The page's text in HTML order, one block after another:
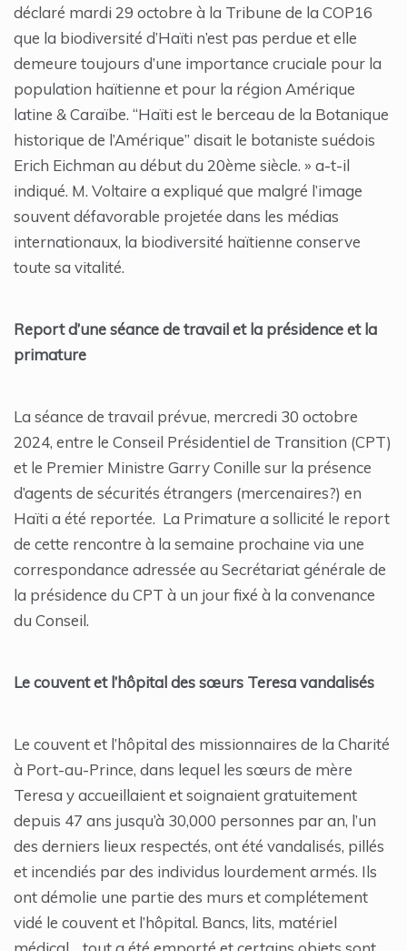
déclaré mardi 29 octobre à la Tribune de la COP16
que la biodiversité d’Haïti n’est pas perdue et elle
demeure toujours d’une importance cruciale pour la
population haïtienne et pour la région Amérique
latine & Caraïbe. “Haïti est le berceau de la Botanique
historique de l’Amérique” disait le botaniste suédois
Erich Eichman au début du 20ème siècle. » a-t-il
indiqué. M. Voltaire a expliqué que malgré l’image
souvent défavorable projetée dans les médias
internationaux, la biodiversité haïtienne conserve
toute sa vitalité.
Report d’une séance de travail et la présidence et la
primature
La séance de travail prévue, mercredi 30 octobre
2024, entre le Conseil Présidentiel de Transition (CPT)
et le Premier Ministre Garry Conille sur la présence
d’agents de sécurités étrangers (mercenaires?) en
Haïti a été reportée. La Primature a sollicité le report
de cette rencontre à la semaine prochaine via une
correspondance adressée au Secrétariat générale de
la présidence du CPT à un jour fixé à la convenance
du Conseil.
Le couvent et l’hôpital des sœurs Teresa vandalisés
Le couvent et l’hôpital des missionnaires de la Charité
à Port-au-Prince, dans lequel les sœurs de mère
Teresa y accueillaient et soignaient gratuitement
depuis 47 ans jusqu’à 30,000 personnes par an, l’un
des derniers lieux respectés, ont été vandalisés, pillés
et incendiés par des individus lourdement armés. Ils
ont démolie une partie des murs et complétement
vidé le couvent et l’hôpital. Bancs, lits, matériel